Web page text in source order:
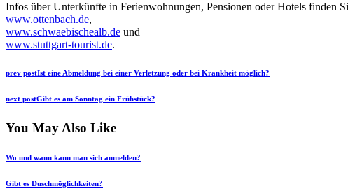
Infos über Unterkünfte in Ferienwohnungen, Pensionen oder Hotels finden
www.ottenbach.de,
www.schwaebischealb.de und
www.stuttgart-tourist.de.
Beitragsnavigation
Previous
prev postIst eine Abmeldung bei einer Verletzung oder bei Krankheit möglich?
Next
next postGibt es am Sonntag ein Frühstück?
You May Also Like
Wo und wann kann man sich anmelden?
Gibt es Duschmöglichkeiten?